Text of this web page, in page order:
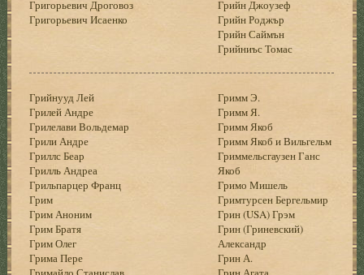
Григорьевич Дроговоз
Григорьевич Исаенко
Грийн Джоузеф
Грийн Роджър
Грийн Саймън
Грийниъс Томас
Грийнууд Лей
Грилей Андре
Грилелави Вольдемар
Грили Андре
Гриллс Беар
Грилль Андреа
Грильпарцер Франц
Грим
Грим Аноним
Грим Братя
Грим Олег
Грима Пере
Гримм Э.
Гримм Я.
Гримм Якоб
Гримм Якоб и Вильгельм
Гриммельсгаузен Ганс
Якоб
Гримо Мишель
Гримтурсен Бергельмир
Грин (USA) Грэм
Грин (Гриневский)
Александр
Грин А.